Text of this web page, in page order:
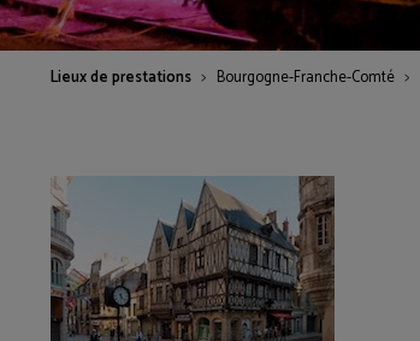
Lieux de prestations Bourgogne-Franche-Comté